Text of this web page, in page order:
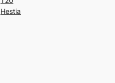
Hestia